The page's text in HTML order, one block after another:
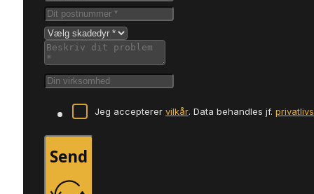
Jeg accepterer vilkår. Data behandles jf.
Send